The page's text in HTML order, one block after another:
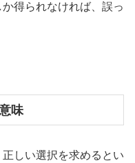
得られなければ、誤っ
味
正しい選択を求めるとい